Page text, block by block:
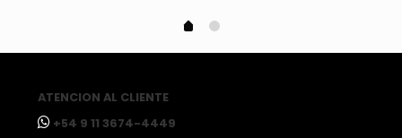
ATENCION AL CLIENTE
ㅤ+54 9 11 3674-4449